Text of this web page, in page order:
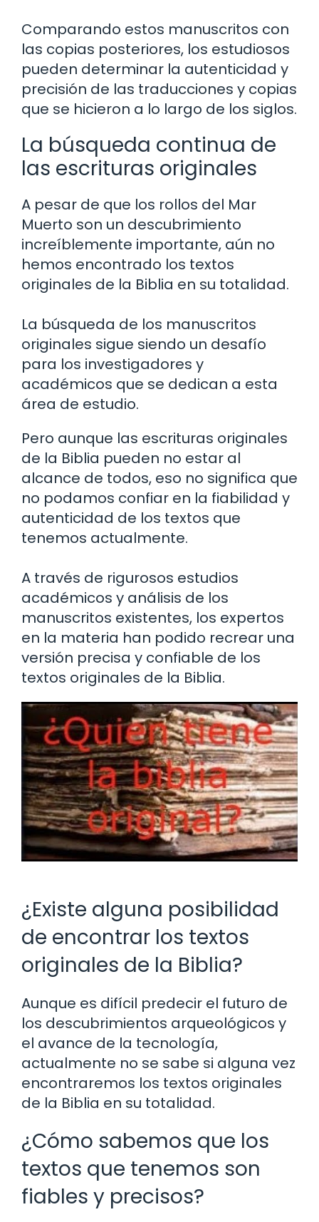
Comparando estos manuscritos con
las copias posteriores, los estudiosos
pueden determinar la autenticidad y
precisión de las traducciones y copias
que se hicieron a lo largo de los siglos.
La búsqueda continua de
las escrituras originales
A pesar de que los rollos del Mar
Muerto son un descubrimiento
increíblemente importante, aún no
hemos encontrado los textos
originales de la Biblia en su totalidad.
La búsqueda de los manuscritos
originales sigue siendo un desafío
para los investigadores y
académicos que se dedican a esta
área de estudio.
Pero aunque las escrituras originales
de la Biblia pueden no estar al
alcance de todos, eso no significa que
no podamos confiar en la fiabilidad y
autenticidad de los textos que
tenemos actualmente.
A través de rigurosos estudios
académicos y análisis de los
manuscritos existentes, los expertos
en la materia han podido recrear una
versión precisa y confiable de los
textos originales de la Biblia.
¿Existe alguna posibilidad
de encontrar los textos
originales de la Biblia?
Aunque es difícil predecir el futuro de
los descubrimientos arqueológicos y
el avance de la tecnología,
actualmente no se sabe si alguna vez
encontraremos los textos originales
de la Biblia en su totalidad.
¿Cómo sabemos que los
textos que tenemos son
fiables y precisos?